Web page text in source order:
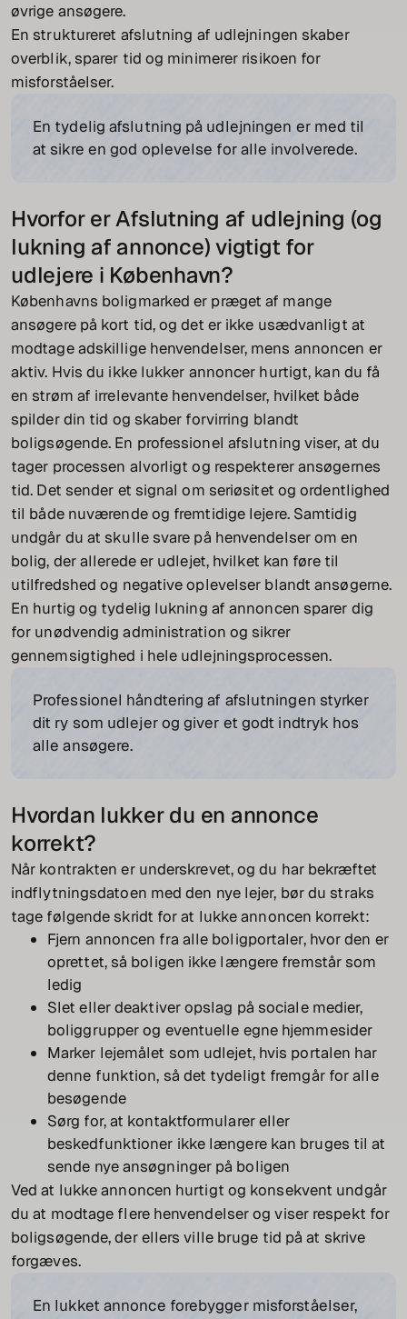
øvrige ansøgere.
En struktureret afslutning af udlejningen skaber
overblik, sparer tid og minimerer risikoen for
misforståelser.
En tydelig afslutning på udlejningen er med til
at sikre en god oplevelse for alle involverede.
Hvorfor er Afslutning af udlejning (og
lukning af annonce) vigtigt for
udlejere i København?
Københavns boligmarked er præget af mange
ansøgere på kort tid, og det er ikke usædvanligt at
modtage adskillige henvendelser, mens annoncen er
aktiv. Hvis du ikke lukker annoncer hurtigt, kan du få
en strøm af irrelevante henvendelser, hvilket både
spilder din tid og skaber forvirring blandt
boligsøgende. En professionel afslutning viser, at du
tager processen alvorligt og respekterer ansøgernes
tid. Det sender et signal om seriøsitet og ordentlighed
til både nuværende og fremtidige lejere. Samtidig
undgår du at skulle svare på henvendelser om en
bolig, der allerede er udlejet, hvilket kan føre til
utilfredshed og negative oplevelser blandt ansøgerne.
En hurtig og tydelig lukning af annoncen sparer dig
for unødvendig administration og sikrer
gennemsigtighed i hele udlejningsprocessen.
Professionel håndtering af afslutningen styrker
dit ry som udlejer og giver et godt indtryk hos
alle ansøgere.
Hvordan lukker du en annonce
korrekt?
Når kontrakten er underskrevet, og du har bekræftet
indflytningsdatoen med den nye lejer, bør du straks
tage følgende skridt for at lukke annoncen korrekt:
Fjern annoncen fra alle boligportaler, hvor den er
oprettet, så boligen ikke længere fremstår som
ledig
Slet eller deaktiver opslag på sociale medier,
boliggrupper og eventuelle egne hjemmesider
Marker lejemålet som udlejet, hvis portalen har
denne funktion, så det tydeligt fremgår for alle
besøgende
Sørg for, at kontaktformularer eller
beskedfunktioner ikke længere kan bruges til at
sende nye ansøgninger på boligen
Ved at lukke annoncen hurtigt og konsekvent undgår
du at modtage flere henvendelser og viser respekt for
boligsøgende, der ellers ville bruge tid på at skrive
forgæves.
En lukket annonce forebygger misforståelser,